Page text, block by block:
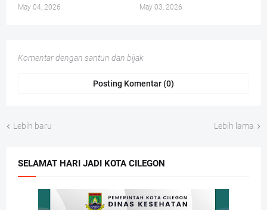
May 04, 2026 May 03, 2026
Komentar dengan santun dan bijak
Posting Komentar (0)
Lebih baru Lebih lama
SELAMAT HARI JADI KOTA CILEGON